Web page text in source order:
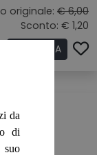
originale: € 6,00
Sconto: € 1,20
ACQUISTA
da
di